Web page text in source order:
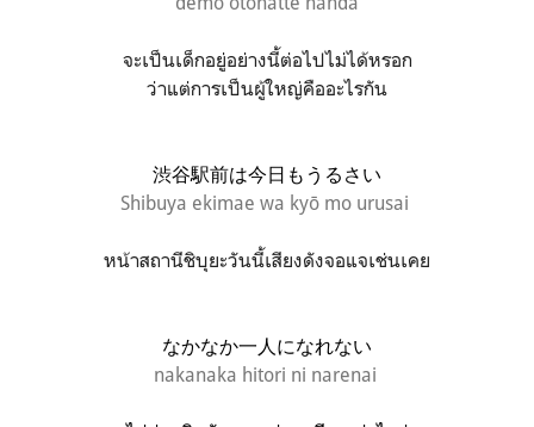
จะเป็นเด็กอยู่อย่างนี้ต่อไปไม่ได้หรอก
ว่าแต่การเป็นผู้ใหญ่คืออะไรกัน
渋谷駅前は今日もうるさい
Shibuya ekimae wa kyō mo urusai
หน้าสถานีชิบุยะวันนี้เสียงดังจอแจเช่นเคย
なかなか一人になれない
nakanaka hitori ni narenai